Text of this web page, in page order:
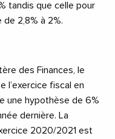
tandis que celle pour
de 2,8% à 2%.
des Finances, le
l’exercice fiscal en
une hypothèse de 6%
dernière. La
2020/2021 est